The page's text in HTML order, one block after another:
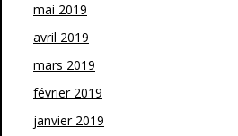
mai 2019
avril 2019
mars 2019
février 2019
janvier 2019